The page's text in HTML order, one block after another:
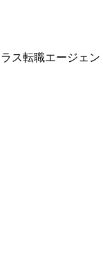
ス転職エージェン